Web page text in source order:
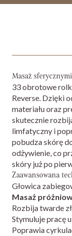
Masaż
33 obrotowe
Reverse. Dzięki
materiału oraz
skutecznie
limfatyczny i
pobudza skórę
odżywienie, co
skóry już po
Zaawansowana
Głowica
Masaż
Rozbija twarde
Stymuluje pracę
Poprawia